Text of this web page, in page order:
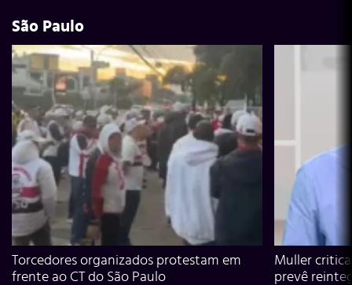
São Paulo
Torcedores organizados protestam em
frente ao CT do São Paulo
Muller
prevê